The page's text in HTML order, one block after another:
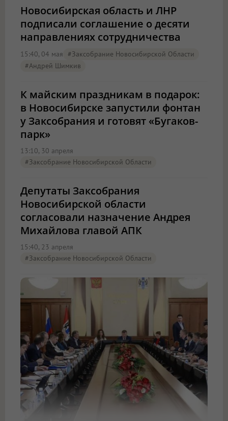
Новосибирская область и ЛНР
подписали соглашение о десяти
направлениях сотрудничества
15:40, 04 мая #Заксобрание Новосибирской Области
#Андрей Шимкив
К майским праздникам в подарок:
в Новосибирске запустили фонтан
у Заксобрания и готовят «Бугаков-
парк»
13:10, 30 апреля
#Заксобрание Новосибирской Области
Депутаты Заксобрания
Новосибирской области
согласовали назначение Андрея
Михайлова главой АПК
15:40, 23 апреля
#Заксобрание Новосибирской Области